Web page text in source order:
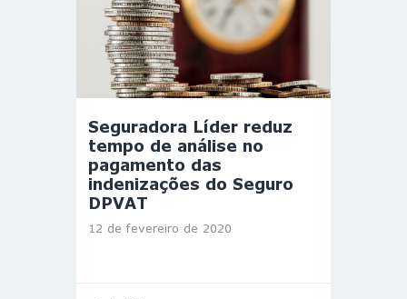
Seguradora Líder reduz
tempo de análise no
pagamento das
indenizações do Seguro
DPVAT
12 de fevereiro de 2020